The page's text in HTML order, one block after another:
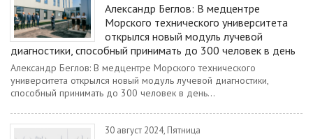
Александр Беглов: В медцентре
Морского технического университета
открылся новый модуль лучевой
диагностики, способный принимать до 300 человек в день
Александр Беглов: В медцентре Морского технического
университета открылся новый модуль лучевой диагностики,
способный принимать до 300 человек в день...
30 август 2024, Пятница